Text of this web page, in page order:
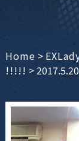
Home >
!!!!! > 2017.5.20